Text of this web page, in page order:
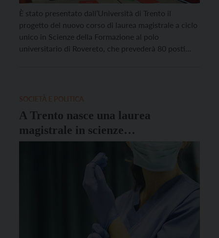
È stato presentato dall’Università di Trento il
progetto del nuovo corso di laurea magistrale a ciclo
unico in Scienze della Formazione al polo
universitario di Rovereto, che prevederà 80 posti
A Trento nasce una laurea
magistrale in scienze
infermieristiche e ostetriche